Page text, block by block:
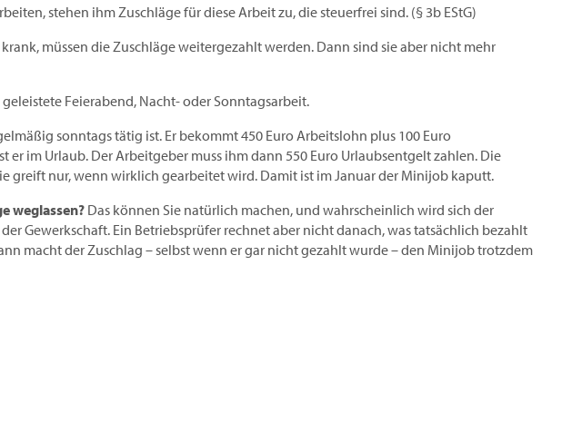
stehen ihm Zuschläge für diese Arbeit zu, die steuerfrei sind. (§ 3b EStG)
müssen die Zuschläge weitergezahlt werden. Dann sind sie aber nicht mehr
Feierabend, Nacht- oder Sonntagsarbeit.
sonntags tätig ist. Er bekommt 450 Euro Arbeitslohn plus 100 Euro
im Urlaub. Der Arbeitgeber muss ihm dann 550 Euro Urlaubsentgelt zahlen. Die
greift nur, wenn wirklich gearbeitet wird. Damit ist im Januar der Minijob kaputt.
weglassen? Das können Sie natürlich machen, und wahrscheinlich wird sich der
Gewerkschaft. Ein Betriebs­prüfer rechnet aber nicht danach, was tatsächlich bezahlt
macht der Zuschlag – selbst wenn er gar nicht gezahlt wurde – den Minijob trotzdem